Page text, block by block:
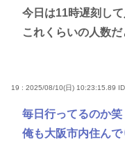
今日は11時遅刻し
これくらいの人数
19 : 2025/08/10(日) 10:23:15.89
毎日行ってるのか笑
俺も大阪市内住ん